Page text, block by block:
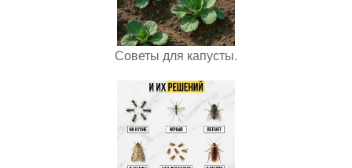
Советы для капусты.